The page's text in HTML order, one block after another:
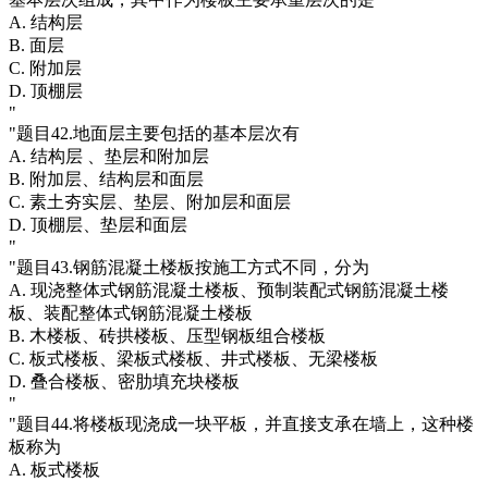
A. 结构层
B. 面层
C. 附加层
D. 顶棚层
"
"题目42.地面层主要包括的基本层次有
A. 结构层 、垫层和附加层
B. 附加层、结构层和面层
C. 素土夯实层、垫层、附加层和面层
D. 顶棚层、垫层和面层
"
"题目43.钢筋混凝土楼板按施工方式不同，分为
A. 现浇整体式钢筋混凝土楼板、预制装配式钢筋混凝土楼
板、装配整体式钢筋混凝土楼板
B. 木楼板、砖拱楼板、压型钢板组合楼板
C. 板式楼板、梁板式楼板、井式楼板、无梁楼板
D. 叠合楼板、密肋填充块楼板
"
"题目44.将楼板现浇成一块平板，并直接支承在墙上，这种楼
板称为
A. 板式楼板